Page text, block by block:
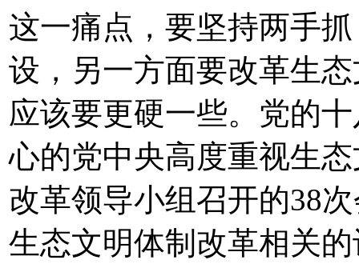
这一痛点，要坚持两手
设，另一方面要改革生
应该要更硬一些。党的
心的党中央高度重视生
改革领导小组召开的38
生态文明体制改革相关